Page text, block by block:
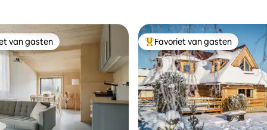
van gasten
van gasten Topfavoriet van gasten
Favoriet van gasten